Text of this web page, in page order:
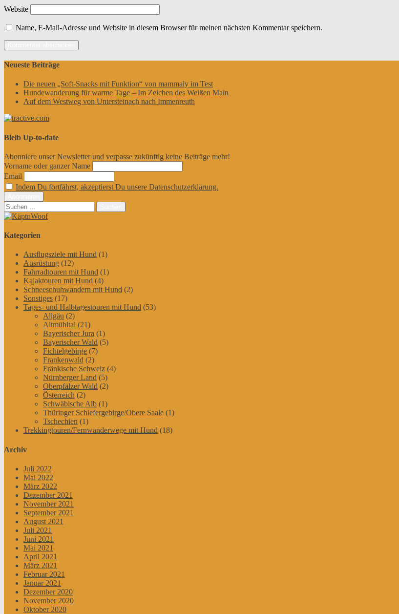
Website
Name, E-Mail-Adresse und Website in diesem Browser für meinen nächsten Kommentar speichern.
Neueste Beiträge
Die neuen „Soft-Snacks mit Funktion“ von mammaly im Test
Hundewanderung für warme Tage – Im Zeichen des Weißen Main
Auf dem Westweg von Untersteinach nach Immenreuth
Bleib Up-to-date
Abonniere unser Newsletter und verpasse zukünftig keine Beiträge mehr!
Vorname oder ganzer Name
Email
Indem Du fortfährst, akzeptierst Du unsere Datenschutzerklärung.
Suchen
nach:
Kategorien
Ausflugsziele mit Hund (1)
Ausrüstung (12)
Fahrradtouren mit Hund (1)
Kajaktouren mit Hund (4)
Schneeschuhwandern mit Hund (2)
Sonstiges (17)
Tages- und Halbtagestouren mit Hund (53)
Allgäu (2)
Altmühltal (21)
Bayerischer Jura (1)
Bayerischer Wald (5)
Fichtelgebirge (7)
Frankenwald (2)
Fränkische Schweiz (4)
Nürnberger Land (5)
Oberpfälzer Wald (2)
Österreich (2)
Schwäbische Alb (1)
Thüringer Schiefergebirge/Obere Saale (1)
Tschechien (1)
Trekkingtouren/Fernwanderwege mit Hund (18)
Archiv
Juli 2022
Mai 2022
März 2022
Dezember 2021
November 2021
September 2021
August 2021
Juli 2021
Juni 2021
Mai 2021
April 2021
März 2021
Februar 2021
Januar 2021
Dezember 2020
November 2020
Oktober 2020